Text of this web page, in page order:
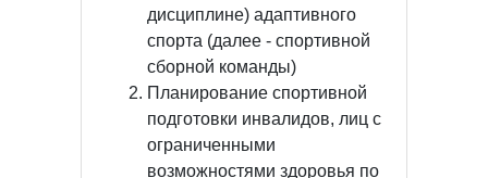
дисциплине) адаптивного
спорта (далее - спортивной
сборной команды)
Планирование спортивной
подготовки инвалидов, лиц с
ограниченными
возможностями здоровья по